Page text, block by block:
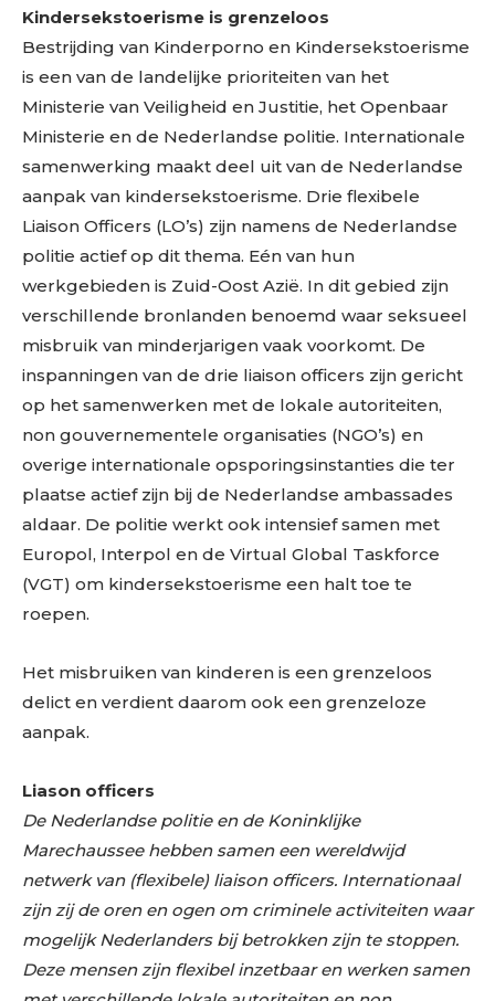
Kindersekstoerisme is grenzeloos
Bestrijding van Kinderporno en Kindersekstoerisme
is een van de landelijke prioriteiten van het
Ministerie van Veiligheid en Justitie, het Openbaar
Ministerie en de Nederlandse politie. Internationale
samenwerking maakt deel uit van de Nederlandse
aanpak van kindersekstoerisme. Drie flexibele
Liaison Officers (LO’s) zijn namens de Nederlandse
politie actief op dit thema. Eén van hun
werkgebieden is Zuid-Oost Azië. In dit gebied zijn
verschillende bronlanden benoemd waar seksueel
misbruik van minderjarigen vaak voorkomt. De
inspanningen van de drie liaison officers zijn gericht
op het samenwerken met de lokale autoriteiten,
non gouvernementele organisaties (NGO’s) en
overige internationale opsporingsinstanties die ter
plaatse actief zijn bij de Nederlandse ambassades
aldaar. De politie werkt ook intensief samen met
Europol, Interpol en de Virtual Global Taskforce
(VGT) om kindersekstoerisme een halt toe te
roepen.
Het misbruiken van kinderen is een grenzeloos
delict en verdient daarom ook een grenzeloze
aanpak.
Liason officers
De Nederlandse politie en de Koninklijke
Marechaussee hebben samen een wereldwijd
netwerk van (flexibele) liaison officers. Internationaal
zijn zij de oren en ogen om criminele activiteiten waar
mogelijk Nederlanders bij betrokken zijn te stoppen.
Deze mensen zijn flexibel inzetbaar en werken samen